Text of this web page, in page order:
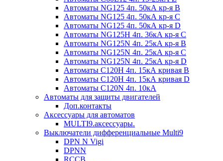
Автоматы NG125 4п. 50кА кр-я B
Автоматы NG125 4п. 50кА кр-я C
Автоматы NG125 4п. 50кА кр-я D
Автоматы NG125H 4п. 36кА кр-я C
Автоматы NG125N 4п. 25кА кр-я B
Автоматы NG125N 4п. 25кА кр-я C
Автоматы NG125N 4п. 25кА кр-я D
Автоматы С120H 4п. 15кА кривая B
Автоматы С120H 4п. 15кА кривая D
Автоматы С120N 4п. 10кА
Автоматы для защиты двигателей
Доп.контакты
Аксессуары для автоматов
MULTI9.аксессуары.
Выключатели дифференциальные Multi9
DPN N Vigi
DPNN
RCCB